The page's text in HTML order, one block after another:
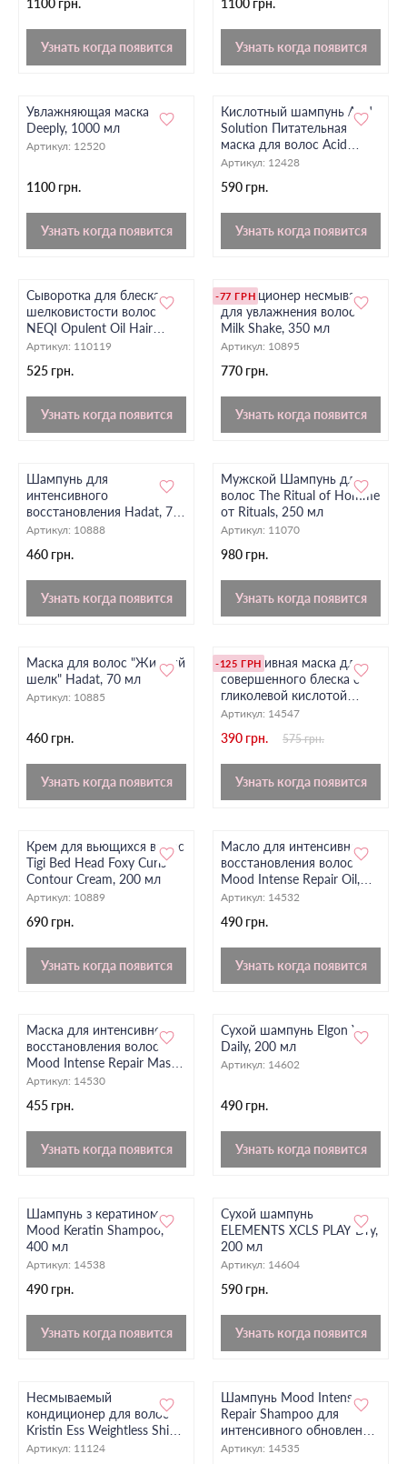
1100 грн.
Узнать когда появится
1100 грн.
Узнать когда появится
Увлажняющая маска
Deeply, 1000 мл
Артикул: 12520
1100 грн.
Узнать когда появится
Кислотный шампунь Acid
Solution Питательная
маска для волос Acid
Solution= ПОДАРОК ​​
волос 17in1
Артикул: 12428
590 грн.
Узнать когда появится
Сыворотка для блеска и
шелковистости волос
NEQI Opulent Oil Hair
Serum, 75 мл
Артикул: 110119
525 грн.
Узнать когда появится
-77 ГРН
Кондиционер несмываем
для увлажнения волос
Milk Shake, 350 мл
Артикул: 10895
770 грн.
Узнать когда появится
Шампунь для
интенсивного
восстановления Hadat, 70
мл
Артикул: 10888
460 грн.
Узнать когда появится
Мужской Шампунь для
волос The Ritual of Homme
от Rituals, 250 мл
Артикул: 11070
980 грн.
Узнать когда появится
Маска для волос "Жидкий
шелк" Hadat, 70 мл
Артикул: 10885
460 грн.
Узнать когда появится
-125 ГРН
Интенсивная маска для
совершенного блеска с
гликолевой кислотой
NEQI Treatment Treasure
Артикул: 14547
390 грн. 575 грн.
Узнать когда появится
Крем для вьющихся волос
Tigi Bed Head Foxy Curls
Contour Cream, 200 мл
Артикул: 10889
690 грн.
Узнать когда появится
Масло для интенсивного
восстановления волос
Mood Intense Repair Oil,
100 мл
Артикул: 14532
490 грн.
Узнать когда появится
Маска для интенсивного
восстановления волос
Mood Intense Repair Mask,
500 мл
Артикул: 14530
455 грн.
Узнать когда появится
Сухой шампунь Elgon Yes
Daily, 200 мл
Артикул: 14602
490 грн.
Узнать когда появится
Шампунь з кератином
Mood Keratin Shampoo,
400 мл
Артикул: 14538
490 грн.
Узнать когда появится
Сухой шампунь
ELEMENTS XCLS PLAY Dry,
200 мл
Артикул: 14604
590 грн.
Узнать когда появится
Несмываемый
кондиционер для волос
Kristin Ess Weightless Shine
Leave-In Conditioner, 250
Артикул: 11124
Шампунь Mood Intense
Repair Shampoo для
интенсивного обновления,
400 мл
Артикул: 14535